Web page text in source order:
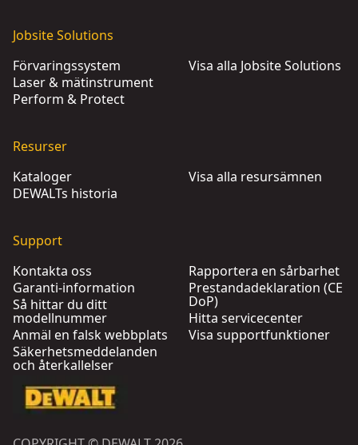
Jobsite Solutions
Förvaringssystem
Laser & mätinstrument
Perform & Protect
Visa alla Jobsite Solutions
Resurser
Kataloger
DEWALTs historia
Visa alla resursämnen
Support
Kontakta oss
Garanti-information
Så hittar du ditt
modellnummer
Anmäl en falsk webbplats
Säkerhetsmeddelanden
och återkallelser
Rapportera en sårbarhet
Prestandadeklaration (CE
DoP)
Hitta servicecenter
Visa supportfunktioner